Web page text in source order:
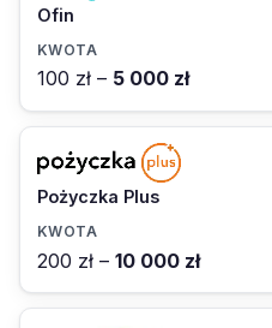
Ofin
100 zł – 5 000 zł
Pożyczka Plus
200 zł – 10 000 zł